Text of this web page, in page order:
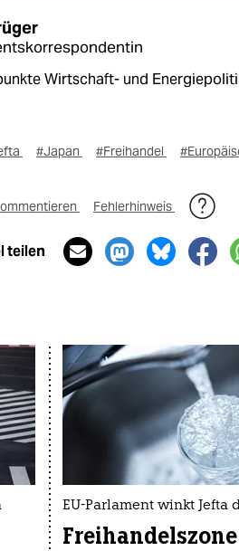
Wirtschaft- und
#Japan #Freihandel
Fehlerhinweis
teilen
EU-Parlament winkt Jefta